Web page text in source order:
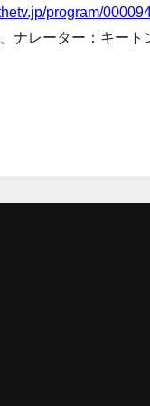
program/
ナレーター：キート